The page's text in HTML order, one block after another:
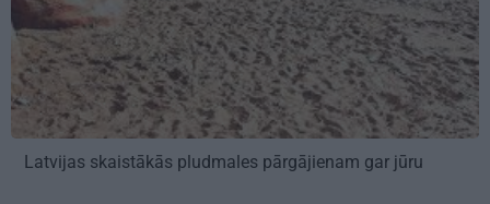
Latvijas skaistākās pludmales pārgājienam gar jūru